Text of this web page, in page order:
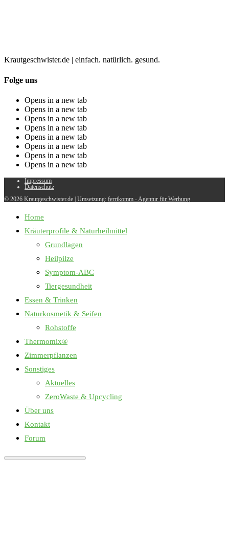
Krautgeschwister.de | einfach. natürlich. gesund.
Folge uns
Opens in a new tab
Opens in a new tab
Opens in a new tab
Opens in a new tab
Opens in a new tab
Opens in a new tab
Opens in a new tab
Opens in a new tab
Impressum
Datenschutz
© 2026 Krautgeschwister.de Umsetzung: ferrikomm - Agentur für Werbung
Home
Kräuterprofile & Naturheilmittel
Grundlagen
Heilpilze
Symptom-ABC
Tiergesundheit
Essen & Trinken
Naturkosmetik & Seifen
Rohstoffe
Thermomix®
Zimmerpflanzen
Sonstiges
Aktuelles
ZeroWaste & Upcycling
Über uns
Kontakt
Forum